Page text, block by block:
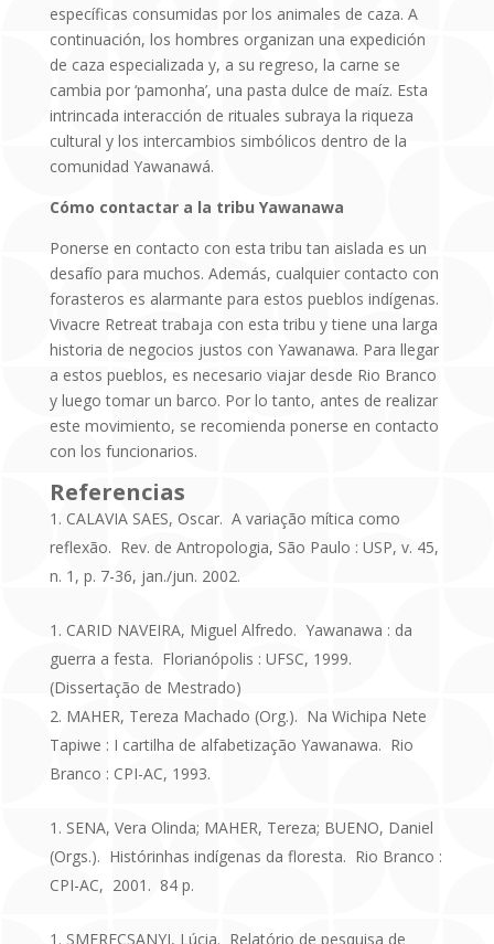
específicas consumidas por los animales de caza. A
continuación, los hombres organizan una expedición
de caza especializada y, a su regreso, la carne se
cambia por ‘pamonha’, una pasta dulce de maíz. Esta
intrincada interacción de rituales subraya la riqueza
cultural y los intercambios simbólicos dentro de la
comunidad Yawanawá.
Cómo contactar a la tribu Yawanawa
Ponerse en contacto con esta tribu tan aislada es un
desafío para muchos. Además, cualquier contacto con
forasteros es alarmante para estos pueblos indígenas.
Vivacre Retreat trabaja con esta tribu y tiene una larga
historia de negocios justos con Yawanawa. Para llegar
a estos pueblos, es necesario viajar desde Rio Branco
y luego tomar un barco. Por lo tanto, antes de realizar
este movimiento, se recomienda ponerse en contacto
con los funcionarios.
Referencias
CALAVIA SAES, Oscar. A variação mítica como
reflexão. Rev. de Antropologia, São Paulo : USP, v. 45,
n. 1, p. 7-36, jan./jun. 2002.
CARID NAVEIRA, Miguel Alfredo. Yawanawa : da
guerra a festa. Florianópolis : UFSC, 1999.
(Dissertação de Mestrado)
MAHER, Tereza Machado (Org.). Na Wichipa Nete
Tapiwe : I cartilha de alfabetização Yawanawa. Rio
Branco : CPI-AC, 1993.
SENA, Vera Olinda; MAHER, Tereza; BUENO, Daniel
(Orgs.). Histórinhas indígenas da floresta. Rio Branco :
CPI-AC, 2001. 84 p.
SMERECSANYI, Lúcia. Relatório de pesquisa de